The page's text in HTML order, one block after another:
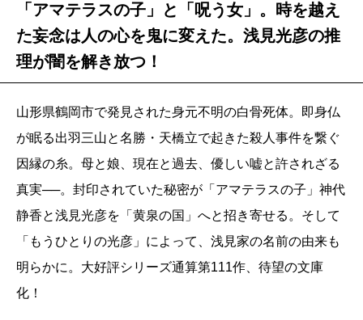
「アマテラスの子」と「呪う女」。時を越え
た妄念は人の心を鬼に変えた。浅見光彦の推
理が闇を解き放つ！
山形県鶴岡市で発見された身元不明の白骨死体。即身仏
が眠る出羽三山と名勝・天橋立で起きた殺人事件を繋ぐ
因縁の糸。母と娘、現在と過去、優しい嘘と許されざる
真実──。封印されていた秘密が「アマテラスの子」神代
静香と浅見光彦を「黄泉の国」へと招き寄せる。そして
「もうひとりの光彦」によって、浅見家の名前の由来も
明らかに。大好評シリーズ通算第111作、待望の文庫
化！